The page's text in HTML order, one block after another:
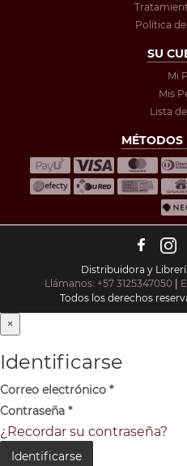
Política
SU
Mi
Mis
Lista
MÉTODOS
Distribuidora y
Llámanos: +57 3125347050
Todos los derechos
×
Identificarse
Correo electrónico *
Contraseña *
¿Recordar su contraseña?
Identificarse